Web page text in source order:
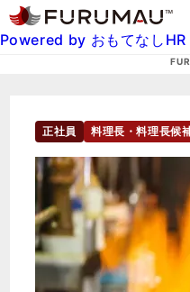
Powered by おもてなしHR
正社員 料理長・料理長候